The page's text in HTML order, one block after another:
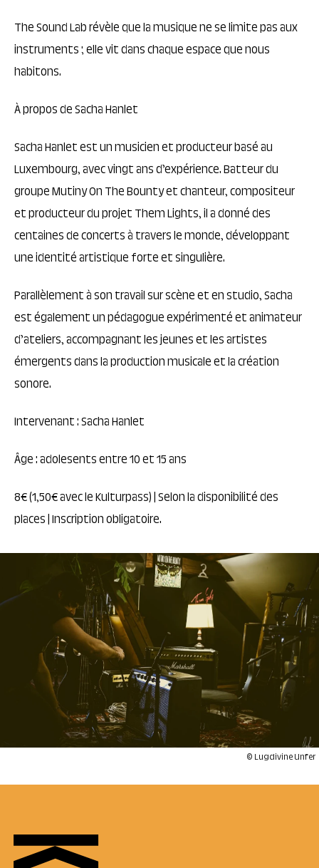
The Sound Lab révèle que la musique ne se limite pas aux
instruments ; elle vit dans chaque espace que nous
habitons.
À propos de Sacha Hanlet
Sacha Hanlet est un musicien et producteur basé au
Luxembourg, avec vingt ans d’expérience. Batteur du
groupe Mutiny On The Bounty et chanteur, compositeur
et producteur du projet Them Lights, il a donné des
centaines de concerts à travers le monde, développant
une identité artistique forte et singulière.
Parallèlement à son travail sur scène et en studio, Sacha
est également un pédagogue expérimenté et animateur
d’ateliers, accompagnant les jeunes et les artistes
émergents dans la production musicale et la création
sonore.
Intervenant : Sacha Hanlet
Âge : adolesents entre 10 et 15 ans
8€ (1,50€ avec le Kulturpass) | Selon la disponibilité des
places | Inscription obligatoire.
© Lugdivine Unfer